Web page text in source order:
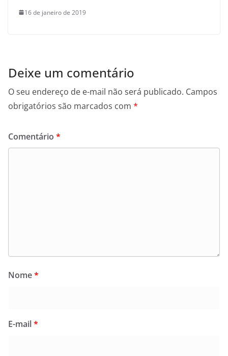
16 de janeiro de 2019
Deixe um comentário
O seu endereço de e-mail não será publicado. Campos
obrigatórios são marcados com *
Comentário *
Nome*
E-mail*